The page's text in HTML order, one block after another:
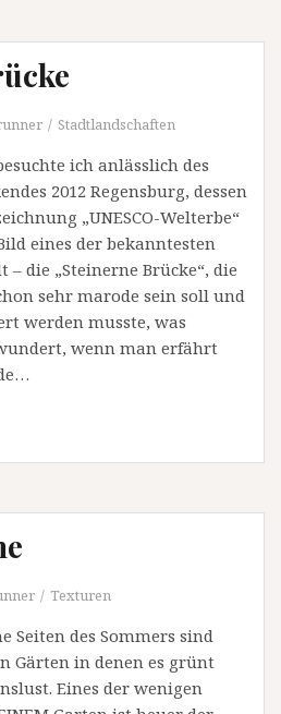
Stadtlandschaften
ich anlässlich des
2012 Regensburg, dessen
„UNESCO-Welterbe“
eines der bekanntesten
– die „Steinerne Brücke“, die
sehr marode sein soll und
werden musste, was
wenn man erfährt
Texturen
Seiten des Sommers sind
Gärten in denen es grünt
Eines der wenigen